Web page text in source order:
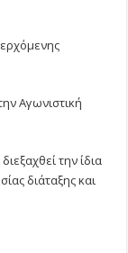
Αγωνιστική
την ίδια
διάταξης και